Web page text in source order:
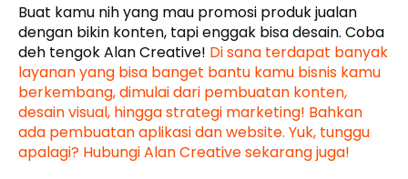
Buat kamu nih yang mau promosi produk jualan
dengan bikin konten, tapi enggak bisa desain. Coba
deh tengok Alan Creative! Di sana terdapat banyak
layanan yang bisa banget bantu kamu bisnis kamu
berkembang, dimulai dari pembuatan konten,
desain visual, hingga strategi marketing! Bahkan
ada pembuatan aplikasi dan website. Yuk, tunggu
apalagi? Hubungi Alan Creative sekarang juga!